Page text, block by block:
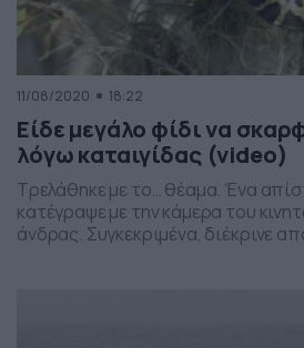
11/08/2020 18:22
Είδε μεγάλο φίδι να
λόγω καταιγίδας (video)
Τρελάθηκε με το… θέαμα. Ένα
κατέγραψε με την κάμερα του
άνδρας. Συγκεκριμένα, διέκρινε